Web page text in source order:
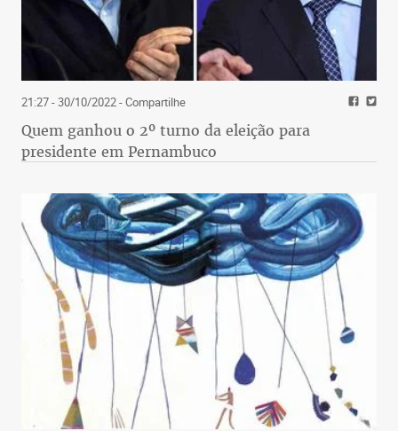
21:27 - 30/10/2022- Compartilhe
Quem ganhou o 2º turno da eleição para
presidente em Pernambuco